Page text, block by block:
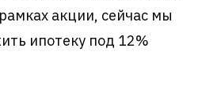
акции, сейчас мы
ипотеку под 12%